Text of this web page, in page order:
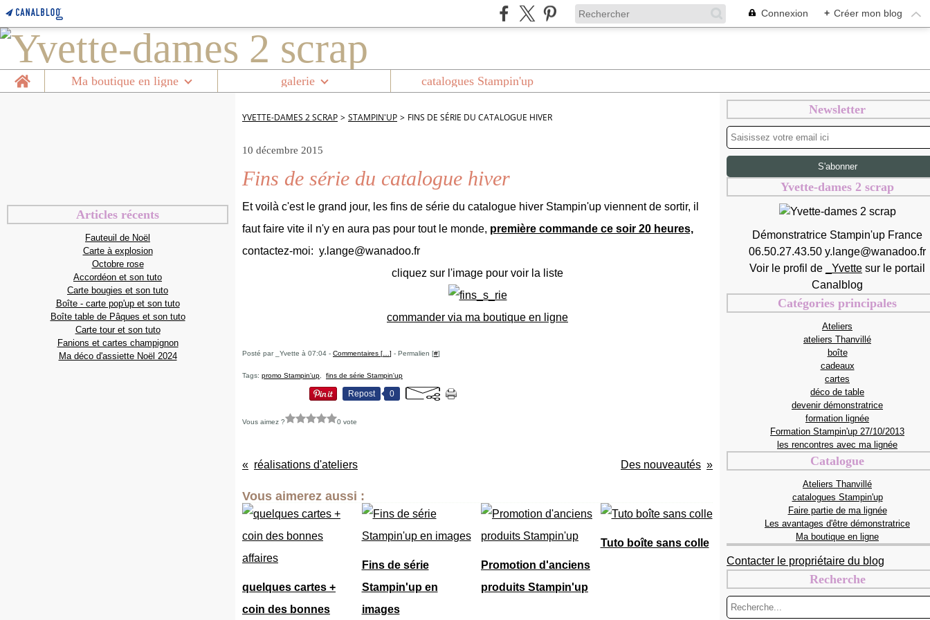
Connexion + Créer mon blog
Home Ma boutique en ligne galerie catalogues Stampin'up
Articles récents
Fauteuil de Noël
Carte à explosion
Octobre rose
Accordéon et son tuto
Carte bougies et son tuto
Boîte - carte pop'up et son tuto
Boîte table de Pâques et son tuto
Carte tour et son tuto
Fanions et cartes champignon
Ma déco d'assiette Noël 2024
YVETTE-DAMES 2 SCRAP > STAMPIN'UP > FINS DE SÉRIE DU CATALOGUE HIVER
10 décembre 2015
Fins de série du catalogue hiver
Et voilà c'est le grand jour, les fins de série du catalogue hiver Stampin'up viennent de sortir, il
faut faire vite il n'y en aura pas pour tout le monde, première commande ce soir 20 heures,
contactez-moi: y.lange@wanadoo.fr
cliquez sur l'image pour voir la liste
commander via ma boutique en ligne
Posté par _Yvette à 07:04 - Commentaires [ ] - Permalien [#]
Tags: promo Stampin'up fins de série Stampin'up
Repost 0
Vous aimez ? 0 vote
réalisations d'ateliers Des nouveautés
Vous aimerez aussi :
quelques cartes +
coin des bonnes
Fins de série
Stampin'up en
images
Promotion d'anciens
produits Stampin'up
Tuto boîte sans colle
Newsletter
Yvette-dames 2 scrap
Démonstratrice Stampin'up France
06.50.27.43.50 y.lange@wanadoo.fr
Voir le profil de
_Yvette sur le portail
Canalblog
Catégories principales
Ateliers
ateliers Thanvillé
boîte
cadeaux
cartes
déco de table
devenir démonstratrice
formation lignée
Formation Stampin'up 27/10/2013
les rencontres avec ma lignée
Catalogue
Ateliers Thanvillé
catalogues Stampin'up
Faire partie de ma lignée
Les avantages d'être démonstratrice
Ma boutique en ligne
Contacter le propriétaire du blog
Recherche